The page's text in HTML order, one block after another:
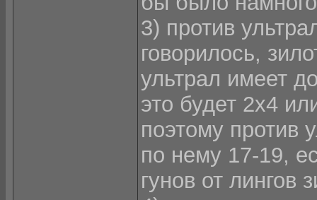
3) против
говорилось,
ультрал имеет
это будет 2х4
поэтому против
по нему 17-19,
гунов от лингов